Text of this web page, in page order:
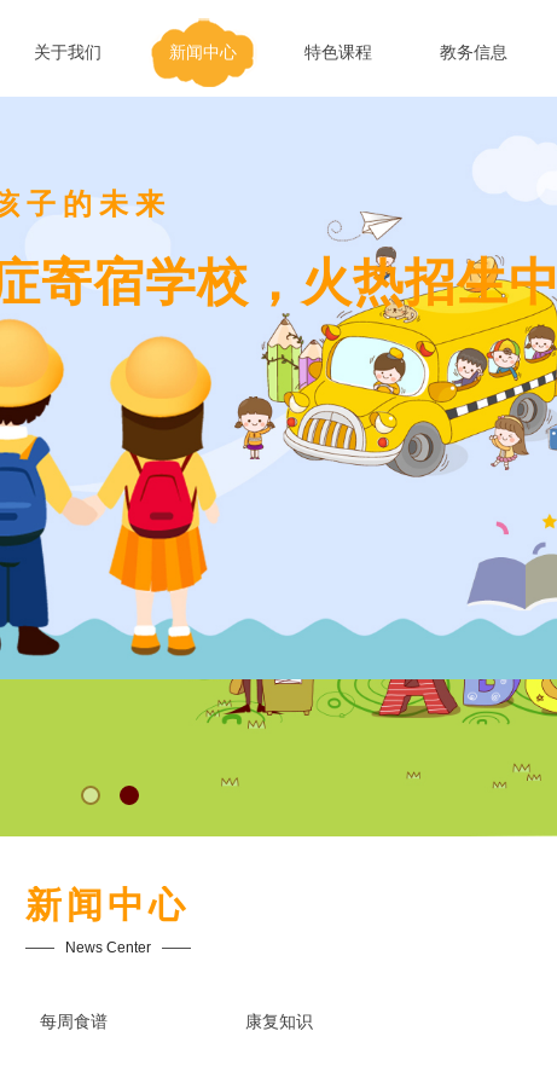
关于我们 新闻中心 特色课程 教务信息
子的未来
寄宿学校，火热招生中
新闻中心
—— News Center ——
每周食谱 康复知识